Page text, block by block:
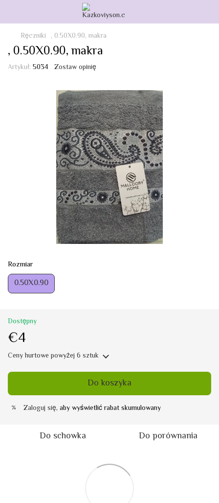
Ręczniki , 0.50Х0.90, makra
, 0.50Х0.90, makra
Artykuł: 5034 Zostaw opinię
Rozmiar
0.50Х0.90
Dostępny
€4
Ceny hurtowepowyżej 6 sztuk
Do koszyka
% Zaloguj się, aby wyświetlić rabat skumulowany
Do schowka Do porównania